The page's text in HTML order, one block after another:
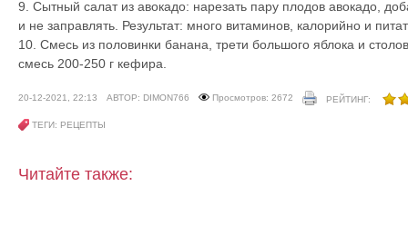
9. Сытный салат из авокадо: нарезать пару плодов авокадо,
и не заправлять. Результат: много витаминов, калорийно и
10. Смесь из половинки банана, трети большого яблока и
смесь 200-250 г кефира.
20-12-2021, 22:13 АВТОР: DIMON766 Просмотров: 2672 РЕЙТИНГ:
ТЕГИ: РЕЦЕПТЫ
Читайте также: